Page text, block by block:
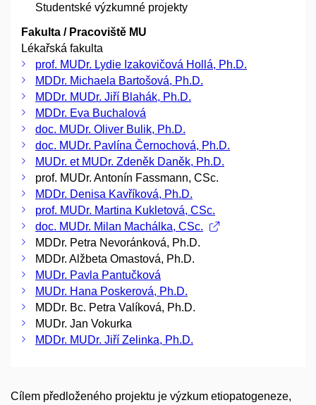
Studentské výzkumné projekty
Fakulta / Pracoviště MU
Lékařská fakulta
prof. MUDr. Lydie Izakovičová Hollá, Ph.D.
MDDr. Michaela Bartošová, Ph.D.
MDDr. MUDr. Jiří Blahák, Ph.D.
MDDr. Eva Buchalová
doc. MUDr. Oliver Bulik, Ph.D.
doc. MUDr. Pavlína Černochová, Ph.D.
MUDr. et MUDr. Zdeněk Daněk, Ph.D.
prof. MUDr. Antonín Fassmann, CSc.
MDDr. Denisa Kavříková, Ph.D.
prof. MUDr. Martina Kukletová, CSc.
doc. MUDr. Milan Machálka, CSc.
MDDr. Petra Nevoránková, Ph.D.
MDDr. Alžbeta Omastová, Ph.D.
MUDr. Pavla Pantučková
MUDr. Hana Poskerová, Ph.D.
MDDr. Bc. Petra Valíková, Ph.D.
MUDr. Jan Vokurka
MDDr. MUDr. Jiří Zelinka, Ph.D.
Cílem předloženého projektu je výzkum etiopatogeneze,